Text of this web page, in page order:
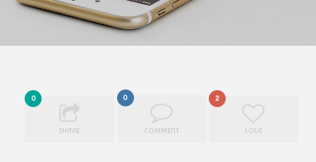
0
SHARE
0
COMMENT
2
LOVE